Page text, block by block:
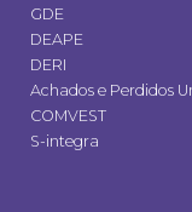
GDE
DEAPE
DERI
Achados e Perdidos
COMVEST
S-integra